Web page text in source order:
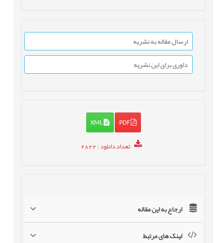
ارسال مقاله به نشریه
داوری برای این نشریه
PDF
XML
تعداد دانلود: 2822
ارجاع به این مقاله
لینک های مرتبط